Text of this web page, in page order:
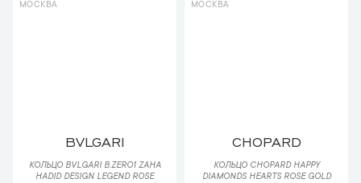
МОСКВА
BVLGARI
КОЛЬЦО BVLGARI B.ZERO1 ZAHA
HADID DESIGN LEGEND ROSE
МОСКВА
CHOPARD
КОЛЬЦО CHOPARD HAPPY
DIAMONDS HEARTS ROSE GOLD